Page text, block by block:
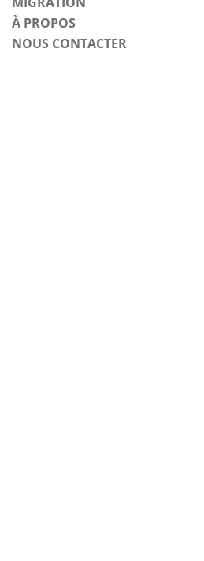
À PROPOS
NOUS CONTACTER